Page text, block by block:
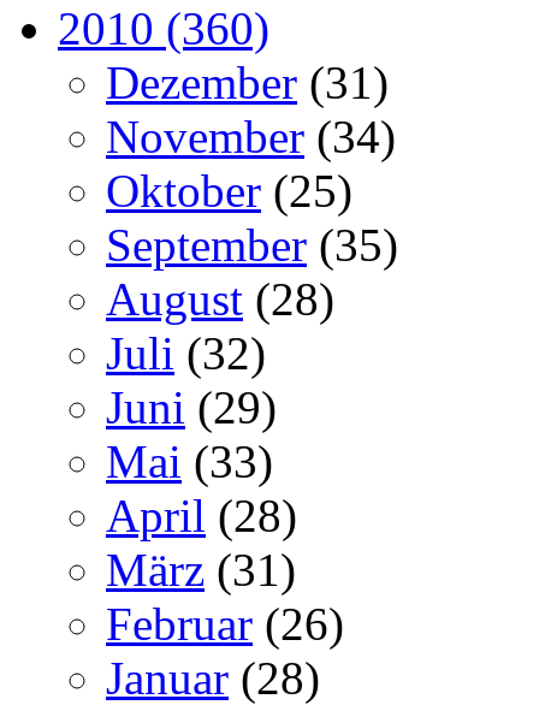
2010 (360)
Dezember (31)
November (34)
Oktober (25)
September (35)
August (28)
Juli (32)
Juni (29)
Mai (33)
April (28)
März (31)
Februar (26)
Januar (28)